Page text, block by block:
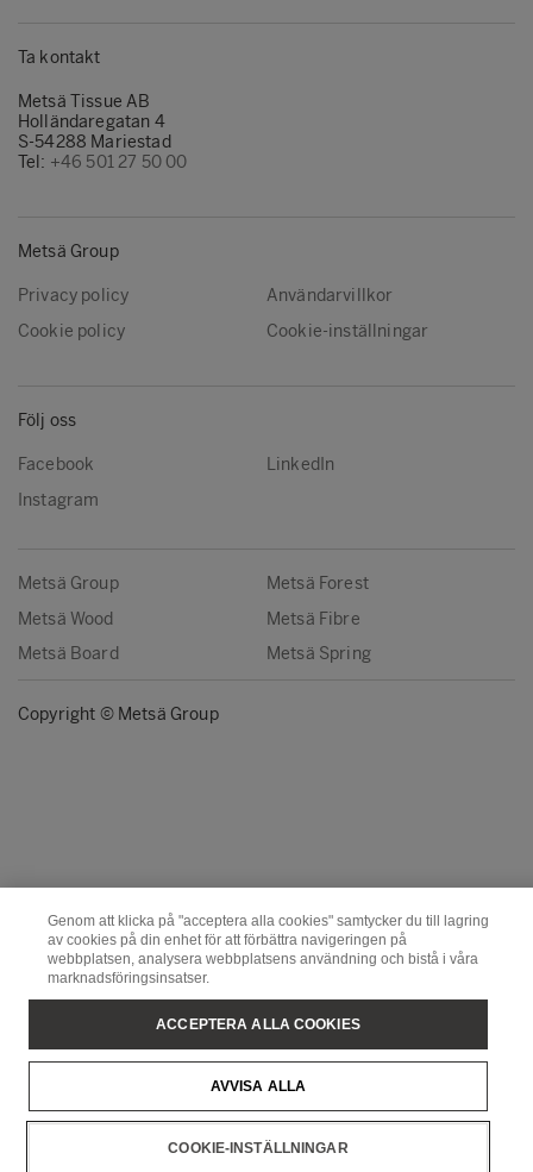
Ta kontakt
Metsä Tissue AB
Holländaregatan 4
S-54288 Mariestad
Tel: +46 501 27 50 00
Metsä Group
Privacy policy
Användarvillkor
Cookie policy
Cookie-inställningar
Följ oss
Facebook
LinkedIn
Instagram
Metsä Group
Metsä Forest
Metsä Wood
Metsä Fibre
Metsä Board
Metsä Spring
Copyright © Metsä Group
Genom att klicka på "acceptera alla cookies" samtycker du till lagring
av cookies på din enhet för att förbättra navigeringen på
webbplatsen, analysera webbplatsens användning och bistå i våra
marknadsföringsinsatser.
COOKIE-INSTÄLLNINGAR
AVVISA ALLA
ACCEPTERA ALLA COOKIES